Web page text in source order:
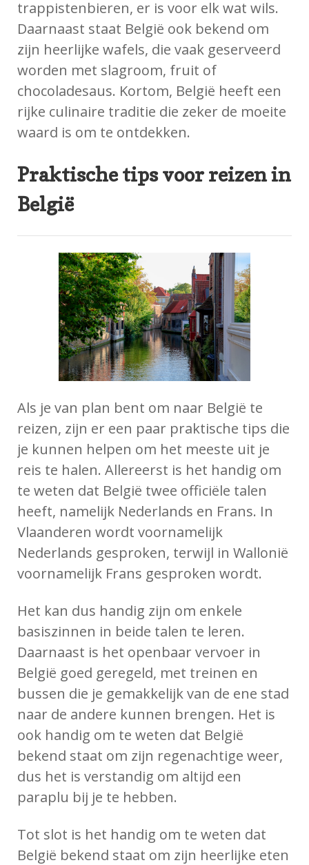
trappistenbieren, er is voor elk wat wils.
Daarnaast staat België ook bekend om
zijn heerlijke wafels, die vaak geserveerd
worden met slagroom, fruit of
chocoladesaus. Kortom, België heeft een
rijke culinaire traditie die zeker de moeite
waard is om te ontdekken.
Praktische tips voor reizen in
België
Als je van plan bent om naar België te
reizen, zijn er een paar praktische tips die
je kunnen helpen om het meeste uit je
reis te halen. Allereerst is het handig om
te weten dat België twee officiële talen
heeft, namelijk Nederlands en Frans. In
Vlaanderen wordt voornamelijk
Nederlands gesproken, terwijl in Wallonië
voornamelijk Frans gesproken wordt.
Het kan dus handig zijn om enkele
basiszinnen in beide talen te leren.
Daarnaast is het openbaar vervoer in
België goed geregeld, met treinen en
bussen die je gemakkelijk van de ene stad
naar de andere kunnen brengen. Het is
ook handig om te weten dat België
bekend staat om zijn regenachtige weer,
dus het is verstandig om altijd een
paraplu bij je te hebben.
Tot slot is het handig om te weten dat
België bekend staat om zijn heerlijke eten